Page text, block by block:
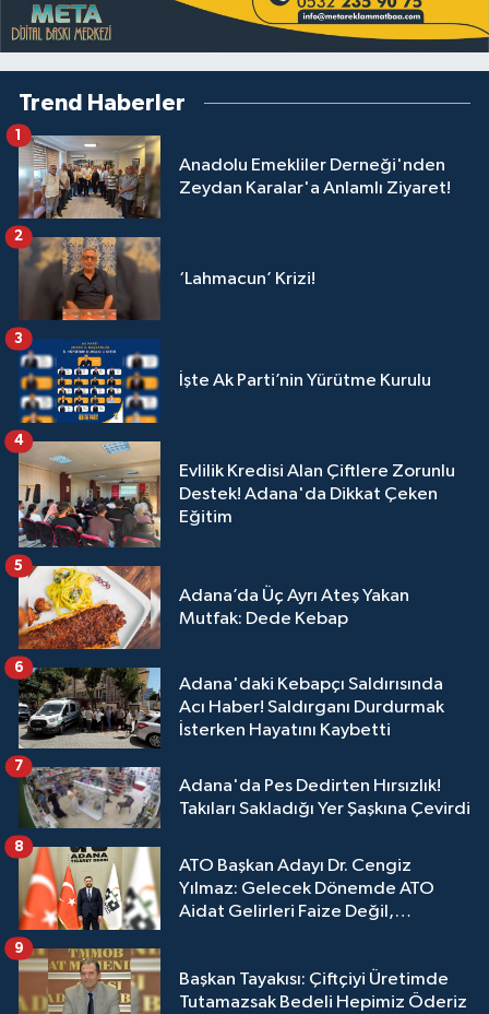
Trend Haberler
Anadolu Emekliler Derneği'nden
Zeydan Karalar'a Anlamlı Ziyaret!
1
‘Lahmacun’ Krizi!
2
İşte Ak Parti’nin Yürütme Kurulu
3
Evlilik Kredisi Alan Çiftlere Zorunlu
Destek! Adana'da Dikkat Çeken
Eğitim
4
Adana’da Üç Ayrı Ateş Yakan
Mutfak: Dede Kebap
5
Adana'daki Kebapçı Saldırısında
Acı Haber! Saldırganı Durdurmak
İsterken Hayatını Kaybetti
6
Adana'da Pes Dedirten Hırsızlık!
Takıları Sakladığı Yer Şaşkına Çevirdi
7
ATO Başkan Adayı Dr. Cengiz
Yılmaz: Gelecek Dönemde ATO
Aidat Gelirleri Faize Değil,
8
Başkan Tayakısı: Çiftçiyi Üretimde
Tutamazsak Bedeli Hepimiz Öderiz
9